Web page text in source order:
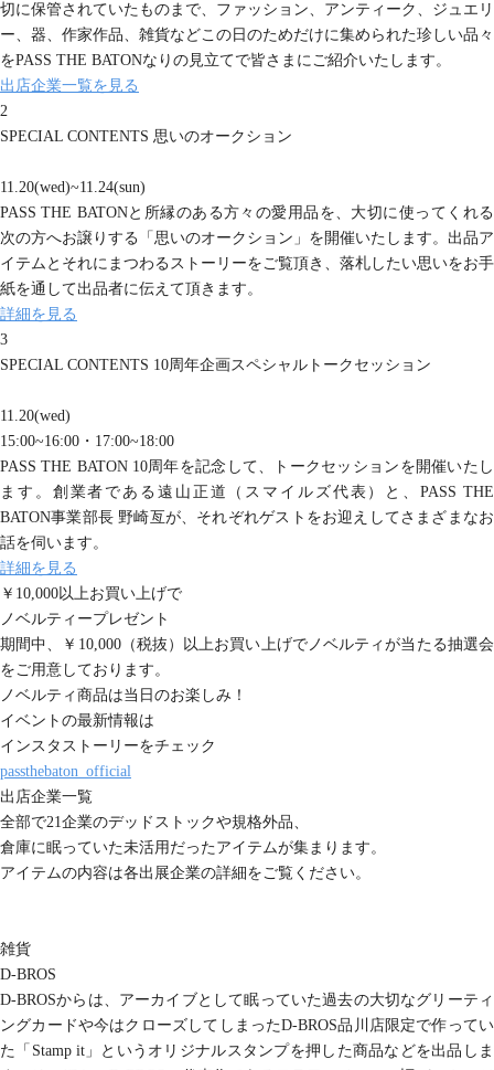
切に保管されていたものまで、ファッション、アンティーク、ジュエリ
ー、器、作家作品、雑貨などこの日のためだけに集められた珍しい品々
をPASS THE BATONなりの見立てで皆さまにご紹介いたします。
出店企業一覧を見る
2
SPECIAL CONTENTS 思いのオークション
11.20(wed)~11.24(sun)
PASS THE BATONと所縁のある方々の愛用品を、大切に使ってくれる
次の方へお譲りする「思いのオークション」を開催いたします。出品ア
イテムとそれにまつわるストーリーをご覧頂き、落札したい思いをお手
紙を通して出品者に伝えて頂きます。
詳細を見る
3
SPECIAL CONTENTS 10周年企画スペシャルトークセッション
11.20(wed)
15:00~16:00・17:00~18:00
PASS THE BATON 10周年を記念して、トークセッションを開催いたし
ます。創業者である遠山正道（スマイルズ代表）と、PASS THE
BATON事業部長 野崎亙が、それぞれゲストをお迎えしてさまざまなお
話を伺います。
詳細を見る
￥10,000以上お買い上げで
ノベルティープレゼント
期間中、￥10,000（税抜）以上お買い上げでノベルティが当たる抽選会
をご用意しております。
ノベルティ商品は当日のお楽しみ！
イベントの最新情報は
インスタストーリーをチェック
passthebaton_official
出店企業一覧
全部で21企業のデッドストックや規格外品、
倉庫に眠っていた未活用だったアイテムが集まります。
アイテムの内容は各出展企業の詳細をご覧ください。
雑貨
D-BROS
D-BROSからは、アーカイブとして眠っていた過去の大切なグリーティ
ングカードや今はクローズしてしまったD-BROS品川店限定で作ってい
た「Stamp it」というオリジナルスタンプを押した商品などを出品しま